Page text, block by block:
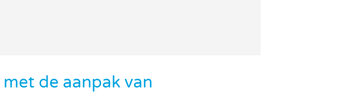
de aanpak van